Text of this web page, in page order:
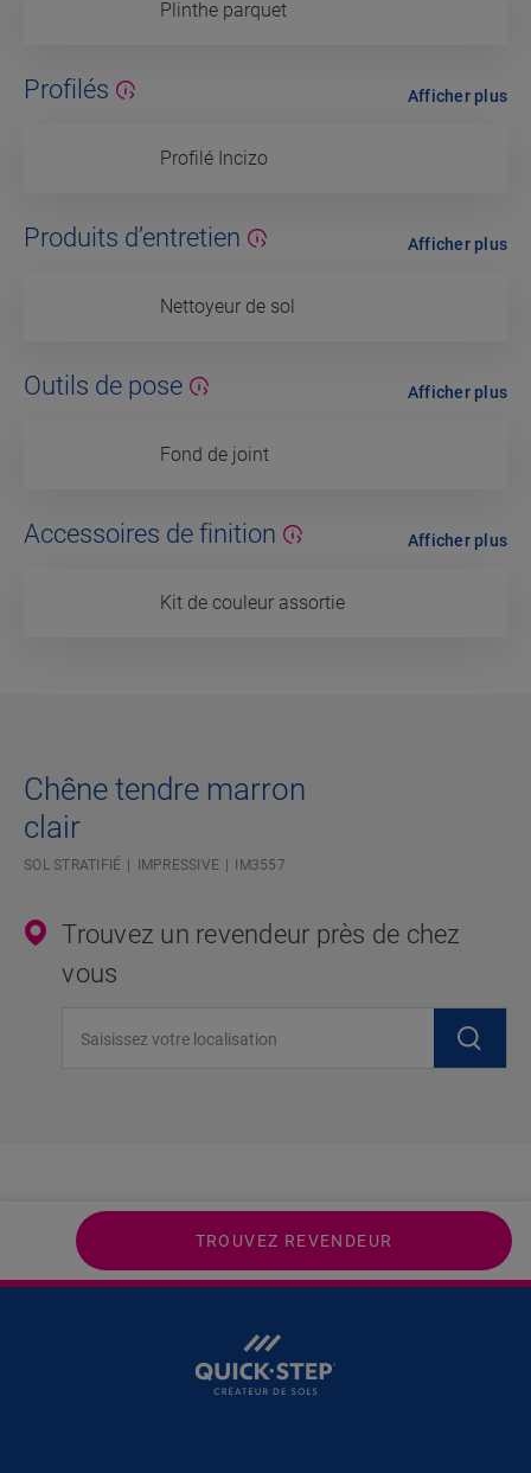
Plinthe parquet
Profilés
Profilé Incizo
Afficher plus
Produits d’entretien
Nettoyeur de sol
Afficher plus
Outils de pose
Fond de joint
Afficher plus
Accessoires de finition
Kit de couleur assortie
Afficher plus
Chêne tendre marron
clair
SOL STRATIFIÉ IMPRESSIVE IM3557
Trouvez un revendeur près de chez
vous
TROUVEZ REVENDEUR